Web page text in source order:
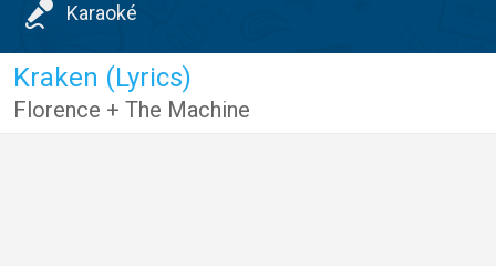
Karaoké
Kraken (Lyrics)
Florence + The Machine